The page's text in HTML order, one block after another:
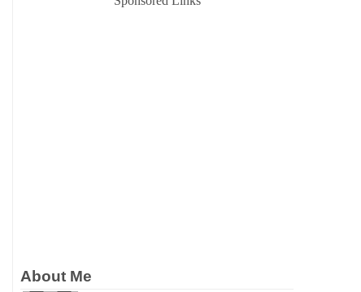
About Me